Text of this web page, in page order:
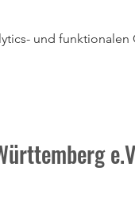
und